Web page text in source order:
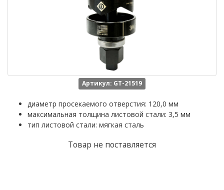
Артикул: GT-21519
диаметр просекаемого отверстия: 120,0 мм
максимальная толщина листовой стали: 3,5 мм
тип листовой стали: мягкая сталь
Товар не поставляется